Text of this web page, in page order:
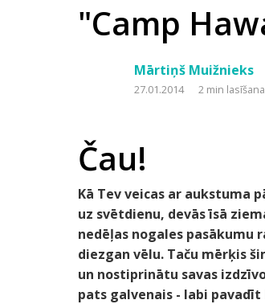
"Camp
Mārtiņš Muižnieks
27.01.2014 2 min
Čau!
Kā Tev veicas ar aukstuma
uz svētdienu, devās īsā
nedēļas nogales pasākumu
diezgan vēlu. Taču mērķis
un nostiprinātu savas
pats galvenais - labi